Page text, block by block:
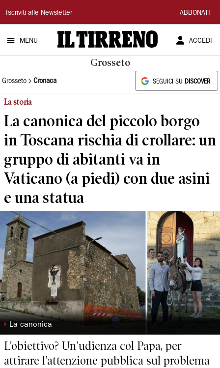
Il
Tirreno
Iscriviti alle Newsletter ABBONATI
MENU ACCEDI
Grosseto
Grosseto Cronaca SEGUICI SU DISCOVER
La storia
La canonica del piccolo borgo
in Toscana rischia di crollare: un
gruppo di abitanti va in
Vaticano (a piedi) con due asini
e una statua
◗ La canonica
L’obiettivo? Un’udienza col Papa, per
attirare l’attenzione pubblica sul problema